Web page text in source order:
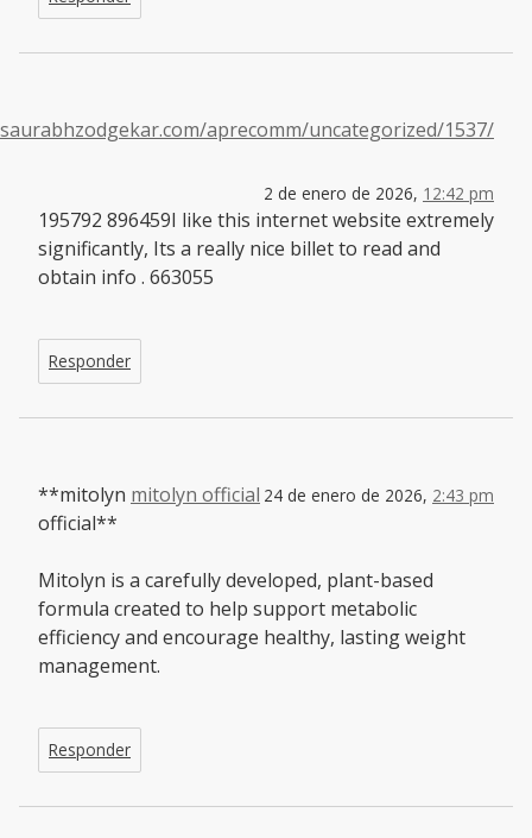
aprecomm/uncategorized/1537/
2 de enero de 2026, 12:42 pm
195792 896459I like this internet website extremely
significantly, Its a really nice billet to read and
obtain info . 663055
Responder
mitolyn official 24 de enero de 2026, 2:43 pm
**mitolyn
official**
Mitolyn is a carefully developed, plant-based
formula created to help support metabolic
efficiency and encourage healthy, lasting weight
management.
Responder